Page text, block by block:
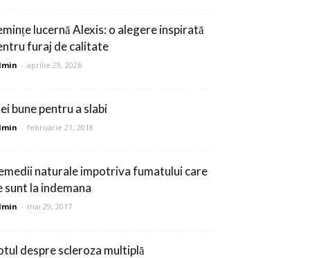
lucernă Alexis: o alegere inspirată
furaj de calitate
- aprilie 29, 2026
bune pentru a slabi
- februarie 21, 2018
naturale impotriva fumatului care
sunt la indemana
- mai 29, 2017
despre scleroza multiplă